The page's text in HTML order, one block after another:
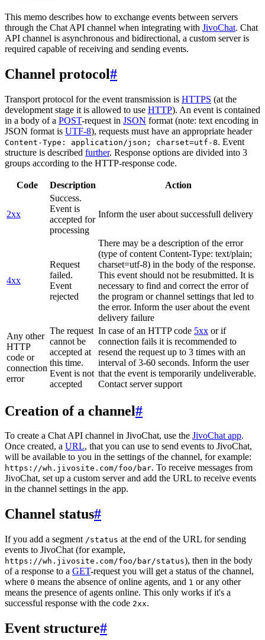
This memo describes how to exchange events between servers
through the Chat API channel when integrating with JivoChat. Chat
API channel is asynchronous and bidirectional, a custom server is
required capable of receiving and sending events.
Channel protocol#
Transport protocol for the event transmission is HTTPS (at the
development stage it is allowed to use HTTP). An event is contained
in a body of a POST-request in JSON format (note: text encoding in
JSON format is UTF-8), requests must have an appropriate header
Content-Type: application/json; charset=utf-8. Event
structure is described further. Response options are divided into 3
groups according to the HTTP-response code.
Code Description Action
2xx
Success.
Event is
accepted for
processing
Inform the user about successfull delivery
4xx
Request
failed.
Event
rejected
There may be a description of the error
(type of content Content-Type: text/plain;
charset=utf-8) in the body of the response.
This event should not be resubmitted. It is
necessary to find and correct the error of
the program or channel settings that led to
the error. Inform the user about the event
delivery failure
Any other
HTTP
code or
connection
error
The request
cannot be
accepted at
this time.
Event is not
accepted
In case of an HTTP code 5xx or if
connection fails it is recommended to
resend the request up to 3 times with an
interval of 3-60 seconds. Inform the user
that the event is temporarily undeliverable.
Contact server support
Creation of a channel#
To create a Chat API channel in JivoChat, use the JivoChat app.
Once created, a URL, that you can use to send events to JivoChat,
will be available to you in the settings of the channel, for example:
https://wh.jivosite.com/foo/bar. To receive messages from
JivoChat, set up a custom server and add the URL to receive events
in the channel settings in the app.
Channel status#
If you add a segment /status at the end of the URL for sending
events to JivoChat (for example,
https://wh.jivosite.com/foo/bar/status), then in the body
of a response to a GET-request you will get a status of the channel,
where 0 means the absence of online agents, and 1 or any other
means the presence of agents online. This only works if it's a
successful response with the code 2xx.
Event structure#